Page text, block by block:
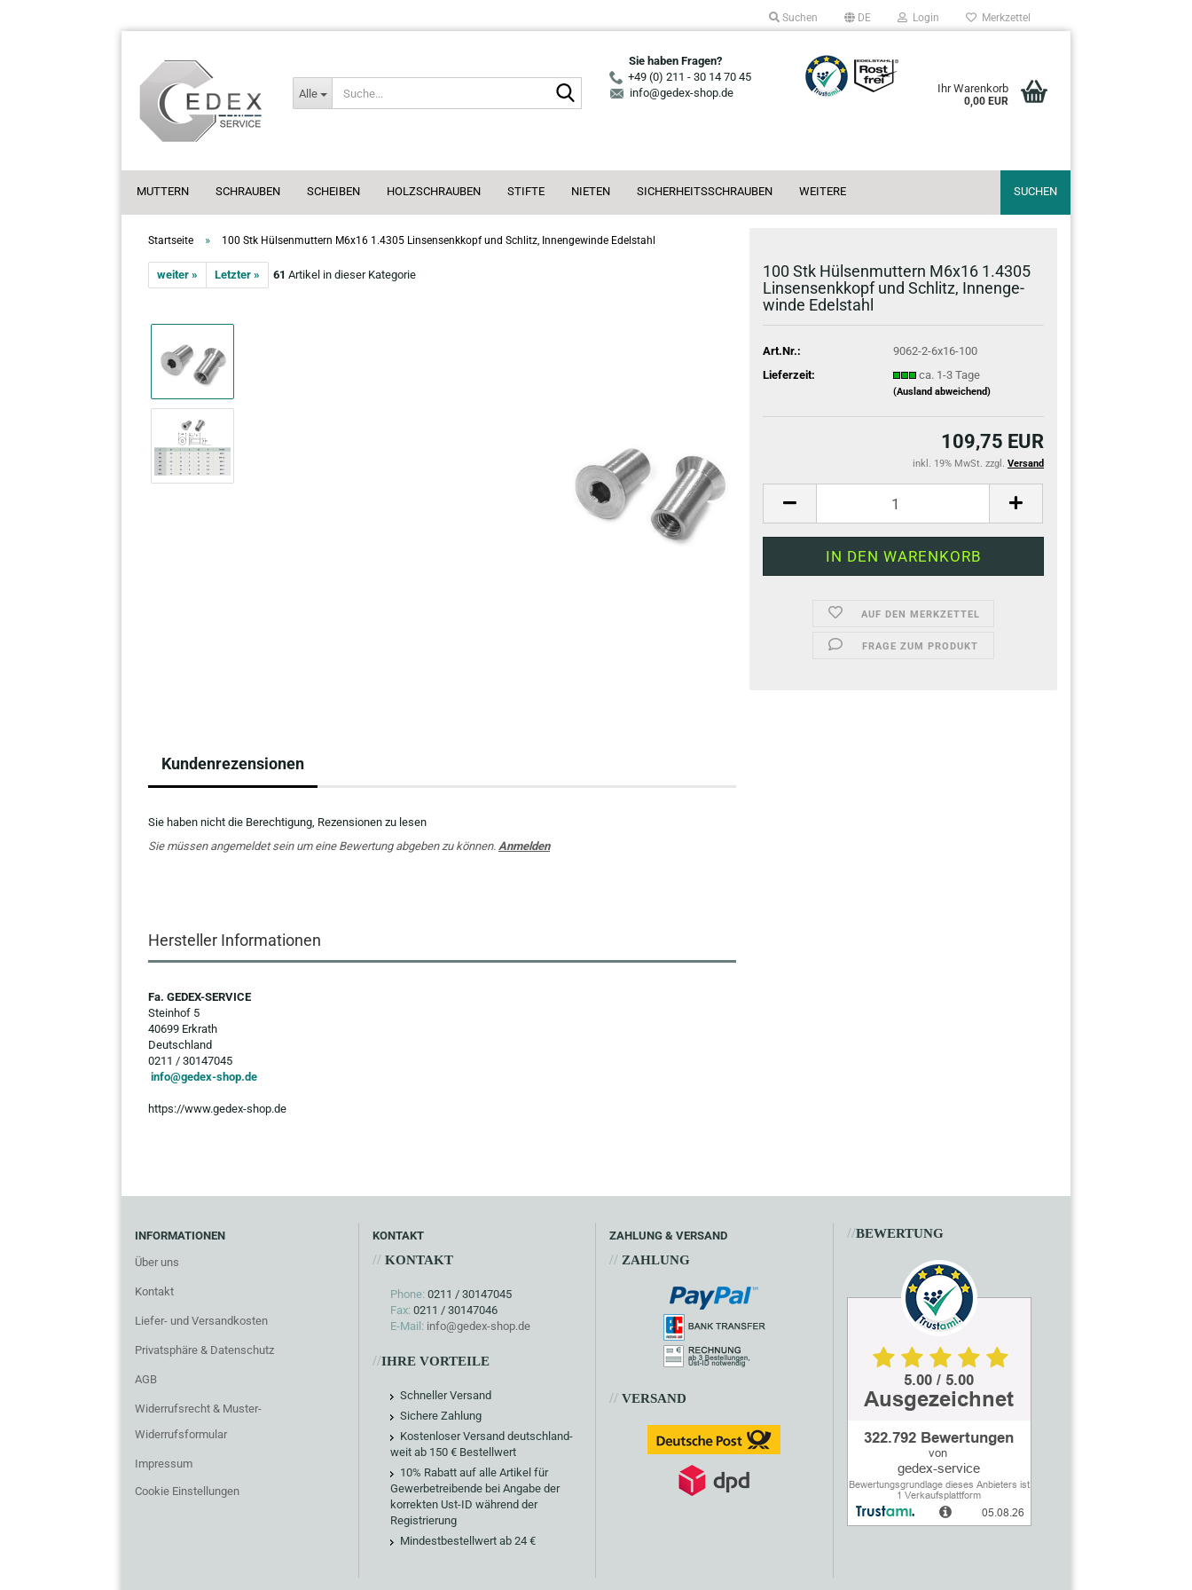
Suchen DE Login Merkzettel
Alle
Suche...
Sie haben Fragen?
+49 (0) 211 - 30 14 70 45
info@gedex-shop.de
Ihr Warenkorb
0,00 EUR
MUTTERN SCHRAUBEN SCHEIBEN HOLZSCHRAUBEN STIFTE NIETEN SICHERHEITSSCHRAUBEN SUCHEN
WEITERE
Startseite » 100 Stk Hülsenmuttern M6x16 1.4305 Linsensenkkopf und Schlitz, Innengewinde Edelstahl
weiter » Letzter » 61 Artikel in dieser Kategorie
100 Stk Hül­sen­mut­tern M6x16 1.4305
Lin­sen­senk­kopf und Schlitz, In­nen­ge­
win­de Edel­stahl
Art.Nr.:
9062-2-6x16-100
Lieferzeit:
ca. 1-3 Tage
(Ausland abweichend)
109,75 EUR
inkl. 19% MwSt. zzgl. Versand
AUF DEN MERKZETTEL
FRAGE ZUM PRODUKT
Kundenrezensionen
Sie haben nicht die Berechtigung, Rezensionen zu lesen
Sie müssen angemeldet sein um eine Bewertung abgeben zu können. Anmelden
Hersteller Informationen
Fa. GEDEX-SERVICE
Steinhof 5
40699 Erkrath
Deutschland
0211 / 30147045
info@gedex-shop.de
https://www.gedex-shop.de
INFORMATIONEN
Über uns
Kontakt
Liefer- und Versandkosten
Privatsphäre & Datenschutz
AGB
Widerrufsrecht & Muster-
Widerrufsformular
Impressum
Cookie Einstellungen
KONTAKT
//KONTAKT
Phone: 0211 / 30147045
Fax: 0211 / 30147046
E-Mail: info@gedex-shop.de
//IHRE VORTEILE
Schneller Versand
Sichere Zahlung
Kostenloser Versand deutschland-
weit ab 150 € Bestellwert
10% Rabatt auf alle Artikel für
Gewerbetreibende bei Angabe der
korrekten Ust-ID während der
Registrierung
Mindestbestellwert ab 24 €
ZAHLUNG & VERSAND
// ZAHLUNG
// VERSAND
//BEWERTUNG